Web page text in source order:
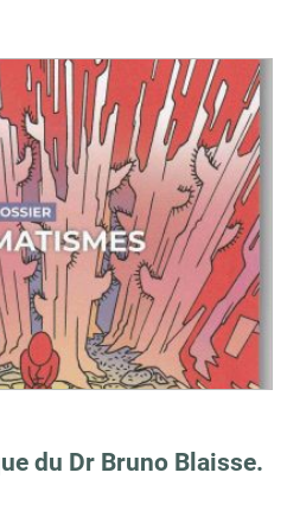
du Dr Bruno Blaisse.